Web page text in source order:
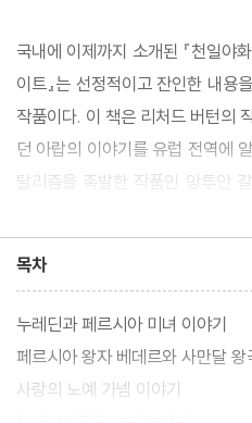
국내에 이제까지 소개된 『천일야
이트』는 선정적이고 잔인한 내용
작품이다. 이 책은 리처드 버턴의
던 아랍의 이야기를 유럽 전역에
탈리즘을 촉발한 작품인 앙투안
한 것으로, 당대 화제가 되었던 『
근엄한 유럽 사회에서 금지되었
배출구에 지나지 않았던, 그래서
로 각색될 수밖에 없었던 여타 번역
은 지극히 건강하고 유쾌한 웃음
목차
누레딘과 페르시아 미녀 이야기
페르시아 왕자 베데르와 사만달
사랑의 노예 가넴 이야기